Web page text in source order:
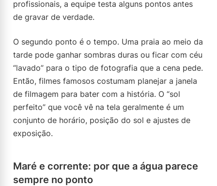
profissionais, a equipe testa alguns pontos antes
de gravar de verdade.
O segundo ponto é o tempo. Uma praia ao meio da
tarde pode ganhar sombras duras ou ficar com céu
“lavado” para o tipo de fotografia que a cena pede.
Então, filmes famosos costumam planejar a janela
de filmagem para bater com a história. O “sol
perfeito” que você vê na tela geralmente é um
conjunto de horário, posição do sol e ajustes de
exposição.
Maré e corrente: por que a água parece
sempre no ponto